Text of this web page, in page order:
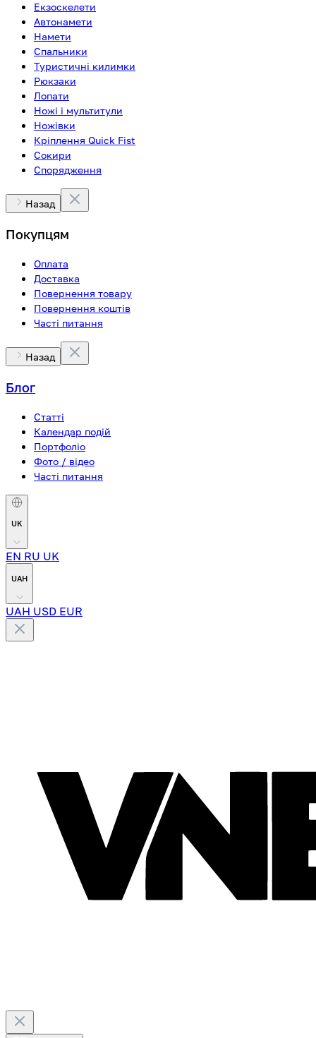
Екзоскелети
Автонамети
Намети
Спальники
Туристичні килимки
Рюкзаки
Лопати
Ножі і мультитули
Ножівки
Кріплення Quick Fist
Сокири
Спорядження
Назад
Покупцям
Оплата
Доставка
Повернення товару
Повернення коштів
Часті питання
Назад
Блог
Статті
Календар подій
Портфоліо
Фото / відео
Часті питання
UK
EN RU UK
UAH
UAH USD EUR